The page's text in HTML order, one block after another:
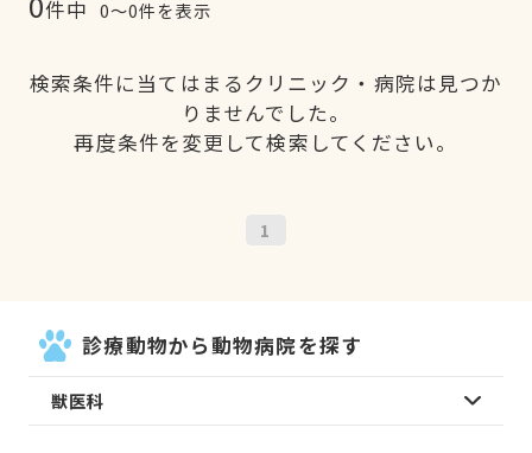
件中 0〜0件を表示
検索条件に当てはまるクリニック・病院は見つか
りませんでした。
再度条件を変更して検索してください。
1
診療動物から動物病院を探す
獣医科